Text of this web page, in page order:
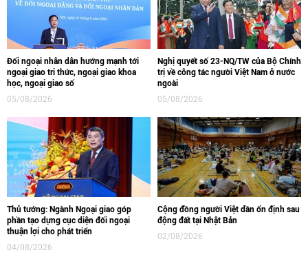
Đối ngoại nhân dân hướng mạnh tới
ngoại giao tri thức, ngoại giao khoa
học, ngoại giao số
05/08/2026
Nghị quyết số 23-NQ/TW của Bộ Chính
trị về công tác người Việt Nam ở nước
ngoài
05/08/2026
Thủ tướng: Ngành Ngoại giao góp
phần tạo dựng cục diện đối ngoại
thuận lợi cho phát triển
04/08/2026
Cộng đồng người Việt dần ổn định sau
động đất tại Nhật Bản
02/08/2026